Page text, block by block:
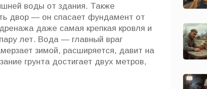
воды от здания. Также
двор — он спасает фундамент от
даже самая крепкая кровля и
лет. Вода — главный враг
зимой, расширяется, давит на
грунта достигает двух метров,